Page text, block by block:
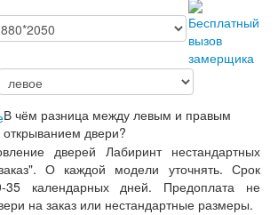
Мегаполис
Норд Плюс
Пазл
Пиано
Пиано Смарт 2.0
Платинум
Полярис лайт
Роял
Сильвер
Сияна
В чём разница между левым и правым
открыванием двери?
дверей Лабиринт нестандартных
О каждой модели уточнять. Срок
35 календарных дней. Предоплата не
на заказ или нестандартные размеры.